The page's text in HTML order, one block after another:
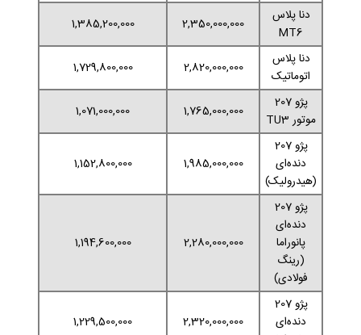
دنا پلاس
MT6
2,350,000,000
1,385,200,000
دنا پلاس
اتوماتیک
2,820,000,000
1,729,800,000
پژو 207
موتور TU3
1,765,000,000
1,071,000,000
پژو 207
دنده‌ای
(هیدرولیک)
1,985,000,000
1,152,800,000
پژو 207
دنده‌ای
پانوراما
(رینگ
فولادی)
2,280,000,000
1,194,600,000
پژو 207
دنده‌ای
2,320,000,000
1,229,500,000